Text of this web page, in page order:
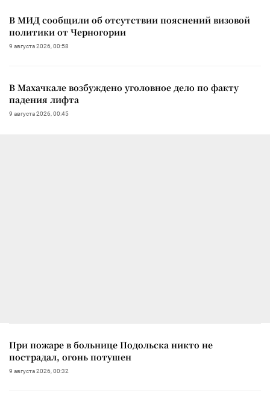
В МИД сообщили об отсутствии пояснений визовой
политики от Черногории
9 августа 2026, 00:58
В Махачкале возбуждено уголовное дело по факту
падения лифта
9 августа 2026, 00:45
При пожаре в больнице Подольска никто не
пострадал, огонь потушен
9 августа 2026, 00:32